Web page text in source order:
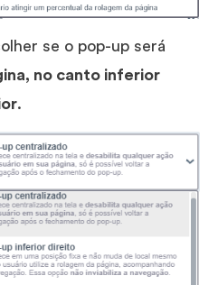
se o pop-up será
no canto inferior
.